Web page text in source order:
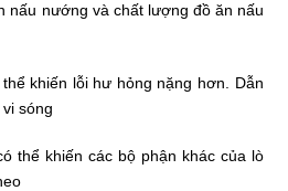
nấu nướng và chất lượng đồ ăn nấu
khiến lỗi hư hỏng nặng hơn. Dẫn
sóng
thể khiến các bộ phận khác của lò